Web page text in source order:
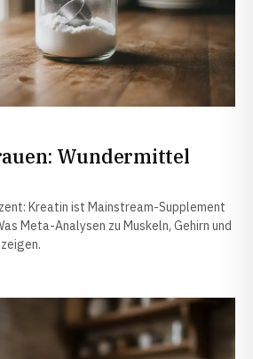
Wundermittel
Kreatin ist Mainstream-Supplement
Meta-Analysen zu Muskeln, Gehirn und